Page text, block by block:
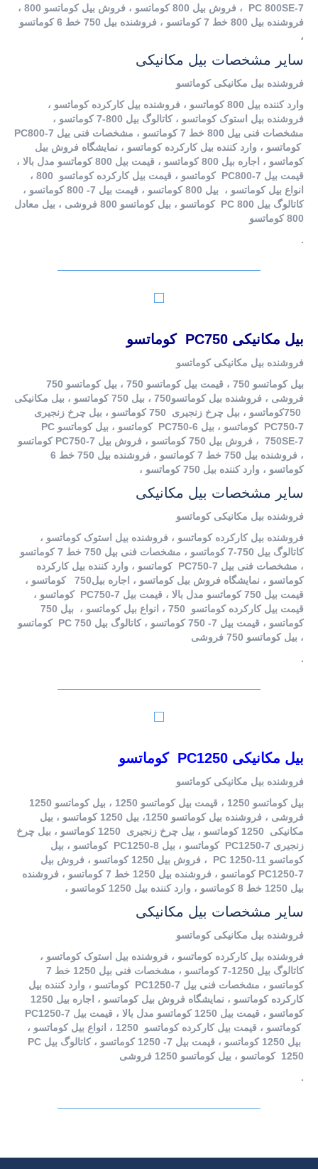
PC 800SE-7 ، فروش بیل 800 کوماتسو ، فروش بیل کوماتسو 800 ،
فروشنده بیل 800 خط 7 کوماتسو ، فروشنده بیل 750 خط 6 کوماتسو
،
سایر مشخصات بیل مکانیکی
فروشنده بیل مکانیکی کوماتسو
وارد کننده بیل 800 کوماتسو ، فروشنده بیل کارکرده کوماتسو ،
فروشنده بیل استوک کوماتسو ، کاتالوگ بیل 800-7 کوماتسو ،
مشخصات فنی بیل 800 خط 7 کوماتسو ، مشخصات فنی بیل PC800-7
کوماتسو ، وارد کننده بیل کارکرده کوماتسو ، نمایشگاه فروش بیل
کوماتسو ، اجاره بیل 800 کوماتسو ، قیمت بیل 800 کوماتسو مدل بالا ،
قیمت بیل PC800-7 کوماتسو ، قیمت بیل کارکرده کوماتسو 800 ،
انواع بیل کوماتسو ، بیل 800 کوماتسو ، قیمت بیل 7- 800 کوماتسو ،
کاتالوگ بیل PC 800 کوماتسو ، بیل کوماتسو 800 فروشی ، بیل معادل
800 کوماتسو
.
بیل مکانیکی PC750 کوماتسو
فروشنده بیل مکانیکی کوماتسو
بیل کوماتسو 750 ، قیمت بیل کوماتسو 750 ، بیل کوماتسو 750
فروشی ، فروشنده بیل کوماتسو750 ، بیل 750 کوماتسو ، بیل مکانیکی
750کوماتسو ، بیل چرخ زنجیری 750 کوماتسو ، بیل چرخ زنجیری
PC750-7 کوماتسو ، بیل PC750-6 کوماتسو ، بیل کوماتسو PC
750SE-7 ، فروش بیل 750 کوماتسو ، فروش بیل PC750-7 کوماتسو
، فروشنده بیل 750 خط 7 کوماتسو ، فروشنده بیل 750 خط 6
کوماتسو ، وارد کننده بیل 750 کوماتسو ،
سایر مشخصات بیل مکانیکی
فروشنده بیل مکانیکی کوماتسو
فروشنده بیل کارکرده کوماتسو ، فروشنده بیل استوک کوماتسو ،
کاتالوگ بیل 750-7 کوماتسو ، مشخصات فنی بیل 750 خط 7 کوماتسو
، مشخصات فنی بیل PC750-7 کوماتسو ، وارد کننده بیل کارکرده
کوماتسو ، نمایشگاه فروش بیل کوماتسو ، اجاره بیل750 کوماتسو ،
قیمت بیل 750 کوماتسو مدل بالا ، قیمت بیل PC750-7 کوماتسو ،
قیمت بیل کارکرده کوماتسو 750 ، انواع بیل کوماتسو ، بیل 750
کوماتسو ، قیمت بیل 7- 750 کوماتسو ، کاتالوگ بیل PC 750 کوماتسو
، بیل کوماتسو 750 فروشی
.
بیل مکانیکی PC1250 کوماتسو
فروشنده بیل مکانیکی کوماتسو
بیل کوماتسو 1250 ، قیمت بیل کوماتسو 1250 ، بیل کوماتسو 1250
فروشی ، فروشنده بیل کوماتسو 1250، بیل 1250 کوماتسو ، بیل
مکانیکی 1250 کوماتسو ، بیل چرخ زنجیری 1250 کوماتسو ، بیل چرخ
زنجیری PC1250-7 کوماتسو ، بیل PC1250-8 کوماتسو ، بیل
کوماتسو PC 1250-11 ، فروش بیل 1250 کوماتسو ، فروش بیل
PC1250-7 کوماتسو ، فروشنده بیل 1250 خط 7 کوماتسو ، فروشنده
بیل 1250 خط 8 کوماتسو ، وارد کننده بیل 1250 کوماتسو ،
سایر مشخصات بیل مکانیکی
فروشنده بیل مکانیکی کوماتسو
فروشنده بیل کارکرده کوماتسو ، فروشنده بیل استوک کوماتسو ،
کاتالوگ بیل 1250-7 کوماتسو ، مشخصات فنی بیل 1250 خط 7
کوماتسو ، مشخصات فنی بیل PC1250-7 کوماتسو ، وارد کننده بیل
کارکرده کوماتسو ، نمایشگاه فروش بیل کوماتسو ، اجاره بیل 1250
کوماتسو ، قیمت بیل 1250 کوماتسو مدل بالا ، قیمت بیل PC1250-7
کوماتسو ، قیمت بیل کارکرده کوماتسو 1250 ، انواع بیل کوماتسو ،
بیل 1250 کوماتسو ، قیمت بیل 7- 1250 کوماتسو ، کاتالوگ بیل PC
1250 کوماتسو ، بیل کوماتسو 1250 فروشی
.